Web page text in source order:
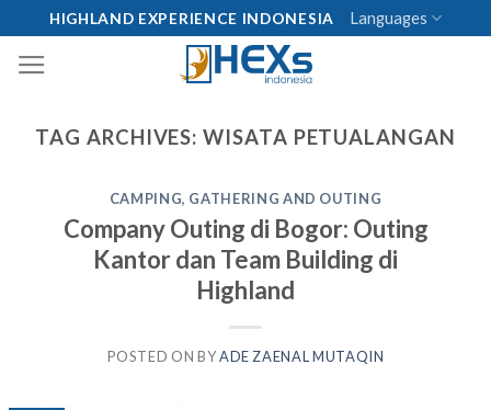
content
HIGHLAND EXPERIENCE INDONESIA Languages
TAG ARCHIVES:WISATA PETUALANGAN
CAMPING, GATHERING AND OUTING
Company Outing di Bogor: Outing
Kantor dan Team Building di
Highland
POSTED ON BYADE ZAENAL MUTAQIN